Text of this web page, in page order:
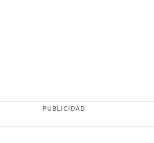
PUBLICIDAD